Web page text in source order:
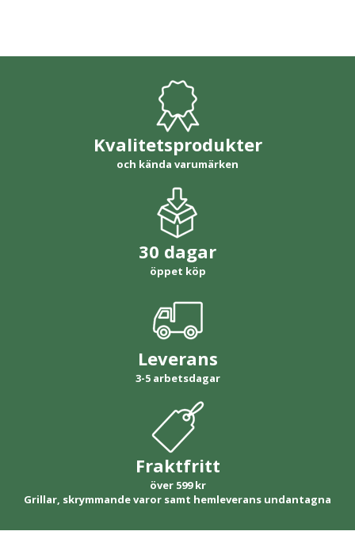
Kvalitetsprodukter
och kända varumärken
30 dagar
öppet köp
Leverans
3-5 arbetsdagar
Fraktfritt
över 599 kr
Grillar, skrymmande varor samt hemleverans undantagna